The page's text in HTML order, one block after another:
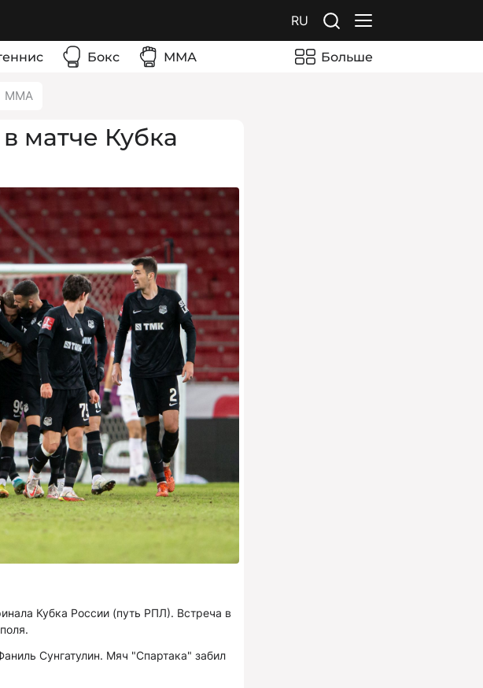
RU
Бокс ММА Больше
ММА
матче Кубка
Кубка России (путь РПЛ). Встреча в
Сунгатулин. Мяч "Спартака" забил